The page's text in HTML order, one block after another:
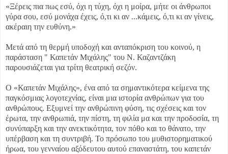
«Ξέρεις πια πως εσύ, όχι η τύχη, όχι η μοίρα, μήτε οι άνθρωποι
γύρα σου, εσύ μονάχα έχεις, ό,τι κι αν ...κάμεις, ό,τι κι αν γίνεις,
ακέραιη την ευθύνη.»
Μετά από τη θερμή υποδοχή και ανταπόκριση του κοινού, η
παράσταση " Καπετάν Μιχάλης" του Ν. Καζαντζάκη
παρουσιάζεται για τρίτη θεατρική σεζόν.
Ο «Καπετάν Μιχάλης», ένα από τα σημαντικότερα κείμενα της
παγκόσμιας λογοτεχνίας, είναι μια ιστορία ανθρώπων για του
ανθρώπους. Εξυμνεί την ανθρώπινη φύση, τις σχέσεις και τον
έρωτα, την ανθρωπιά, την πίστη, τη φιλία μα και την προδοσία, τη
συνύπαρξη και την ανεκτικότητα, τον πόθο και το θάνατο, την
υπέρβαση και τη συντριβή. Το πρόσωπο του μυθιστορηματικού
ήρωα, του γενναίου αξόδευτου αυτού επαναστάτη, του καπετάν